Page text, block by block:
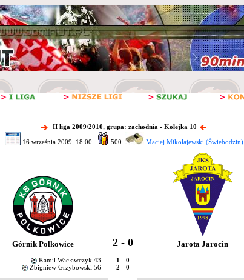
II liga 2009/2010, grupa: zachodnia - Kolejka 10
16 września 2009, 18:00 500 Maciej Mikołajewski (Świebodzin)
Górnik Polkowice 2 - 0 Jarota Jarocin
Kamil Wacławczyk 43
1 - 0
Zbigniew Grzybowski 56
2 - 0